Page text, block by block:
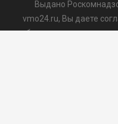
Выдано
vmo24.ru, Вы даете
сбор которых